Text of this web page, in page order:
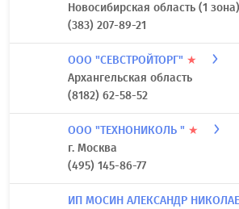
Новосибирская область (1 зона)
(383) 207-89-21
ООО "СЕВСТРОЙТОРГ" ★
Архангельская область
(8182) 62-58-52
ООО "ТЕХНОНИКОЛЬ " ★
г. Москва
(495) 145-86-77
ИП МОСИН АЛЕКСАНДР